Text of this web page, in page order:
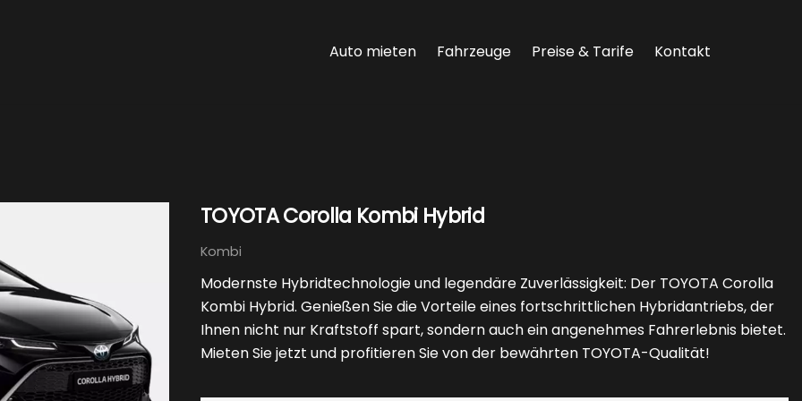
Auto mieten Fahrzeuge Preise & Tarife Kontakt
TOYOTA Corolla Kombi Hybrid
Kombi
Modernste Hybridtechnologie und legendäre Zuverlässigkeit: Der TOYOTA Corolla
Kombi Hybrid. Genießen Sie die Vorteile eines fortschrittlichen Hybridantriebs, der
Ihnen nicht nur Kraftstoff spart, sondern auch ein angenehmes Fahrerlebnis bietet.
Mieten Sie jetzt und profitieren Sie von der bewährten TOYOTA-Qualität!